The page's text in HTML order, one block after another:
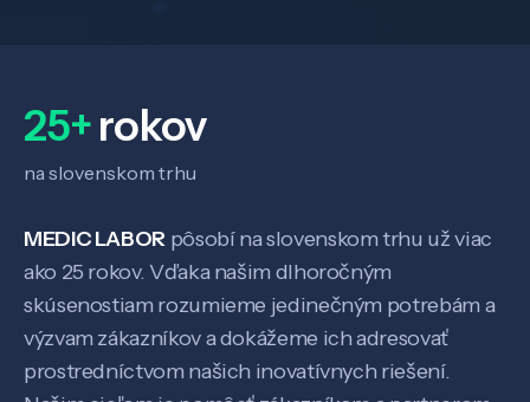
25+rokov
na slovenskom trhu
MEDIC LABOR pôsobí na slovenskom trhu už viac
ako 25 rokov. Vďaka našim dlhoročným
skúsenostiam rozumieme jedinečným potrebám a
výzvam zákazníkov a dokážeme ich adresovať
prostredníctvom našich inovatívnych riešení.